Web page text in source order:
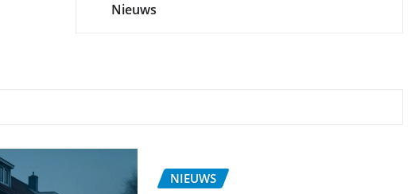
Nieuws
NIEUWS